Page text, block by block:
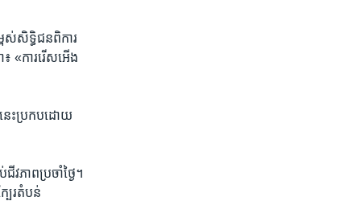
ពស់​សិទ្ធិ​ជន​ពិការ​
«ការ​រើសអើង​
េះ​ប្រកប​ដោយ​
វភាព​ប្រចាំ​ថ្ងៃ។​
ែរ​តំបន់​